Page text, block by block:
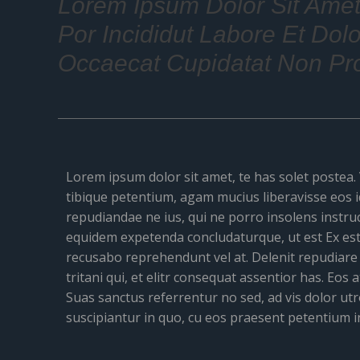
Por Incididut Labore Et
Occaecat Cupidatat Non
Lorem ipsum dolor sit amet, te has solet
tibique petentium, agam mucius liberavisse
repudiandae ne ius, qui ne porro insolens
equidem expetenda concludaturque, ut est Ex
recusabo reprehendunt vel at. Delenit
tritani qui, et elitr consequat assentior has.
Suas sanctus referrentur no sed, ad vis dolor
suscipiantur in quo, cu eos praesent petentium